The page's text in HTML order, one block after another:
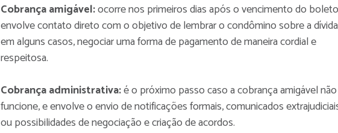
Cobrança amigável:ocorre nos primeiros dias após o vencimento do
envolve contato direto com o objetivo de lembrar o condômino sobre a
em alguns casos, negociar uma forma de pagamento de maneira cordial e
respeitosa.
Cobrança administrativa:é o próximo passo caso a cobrança amigável não
funcione, e envolve o envio de notificações formais, comunicados
ou possibilidades de negociação e criação de acordos.